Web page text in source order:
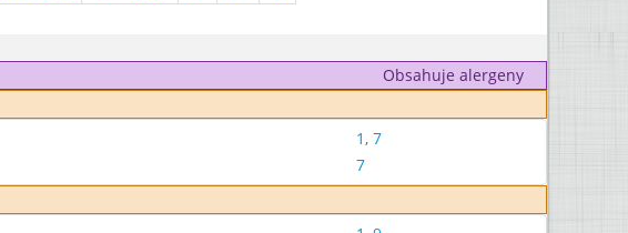
Obsahuje alergeny
1, 7
7